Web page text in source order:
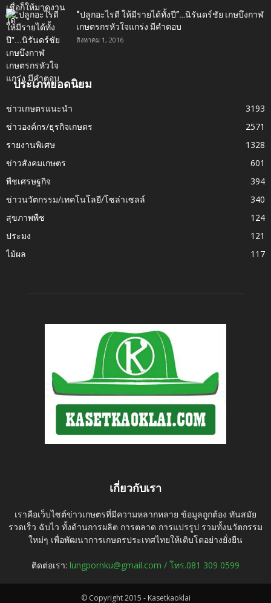
“ปลูกอะไรดี ให้มีรายได้ทั้งปี”…นิรันดร์ชัย เกษบึงกาฬ
เกษตรกรหัวใจแกร่ง มีคำตอบ
สิงหาคม 1, 2016
ประเภทยอดนิยม
ข่าวเกษตรแนะนำ
3193
ข่าวองค์กร/ธุรกิจเกษตร
2571
รายงานพิเศษ
1328
ข่าวสังคมเกษตร
601
พืชเศรษฐกิจ
394
ข่าวนวัตกรรม/เทคโนโลยี/โซล่าเซลล์
340
สุขภาพพืช
124
ประมง
121
ไม้ผล
117
เกี่ยวกับเรา
เราคือเว็บไซต์ข่าวเกษตรที่มีความหลากหลาย ข้อมูลถูกต้อง ทันสมัย
รวดเร็ว ฉับไว ทั้งด้านการผลิต การตลาด การแปรรูป รวมทั้งนวัตกรรม
ใหม่ๆ เพื่อพัฒนาการเกษตรประเทศไทยให้เติบโตอย่างยั่งยืน
ติดต่อเรา: lungpornku@gmail.com / โทร.081 309 0599
© Copyright 2015 - Kasetkaoklai